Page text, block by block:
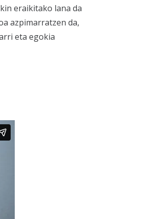
eraikitako lana da
azpimarratzen da,
eta egokia